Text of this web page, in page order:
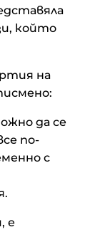
който
на
да се
по-
с
е